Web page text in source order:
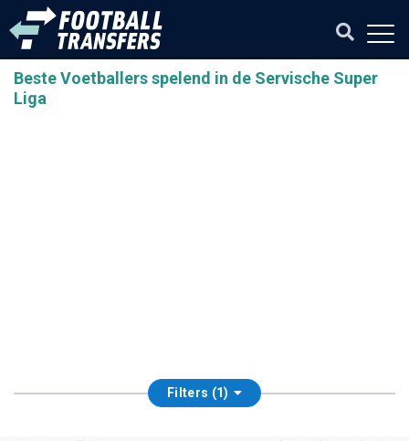
Beste Voetballers spelend in de Servische Super
Liga
Filters (1)